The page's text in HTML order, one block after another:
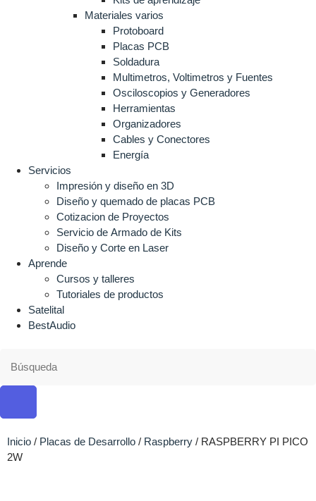
Materiales varios
Protoboard
Placas PCB
Soldadura
Multimetros, Voltimetros y Fuentes
Osciloscopios y Generadores
Herramientas
Organizadores
Cables y Conectores
Energía
Servicios
Impresión y diseño en 3D
Diseño y quemado de placas PCB
Cotizacion de Proyectos
Servicio de Armado de Kits
Diseño y Corte en Laser
Aprende
Cursos y talleres
Tutoriales de productos
Satelital
BestAudio
Inicio / Placas de Desarrollo / Raspberry / RASPBERRY PI PICO
2W